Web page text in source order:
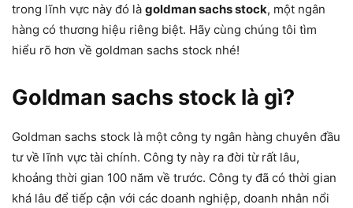
trong lĩnh vực này đó là goldman sachs stock, một ngân
hàng có thương hiệu riêng biệt. Hãy cùng chúng tôi tìm
hiểu rõ hơn về goldman sachs stock nhé!
Goldman sachs stock là gì?
Goldman sachs stock là một công ty ngân hàng chuyên đầu
tư về lĩnh vực tài chính. Công ty này ra đời từ rất lâu,
khoảng thời gian 100 năm về trước. Công ty đã có thời gian
khá lâu để tiếp cận với các doanh nghiệp, doanh nhân nổi